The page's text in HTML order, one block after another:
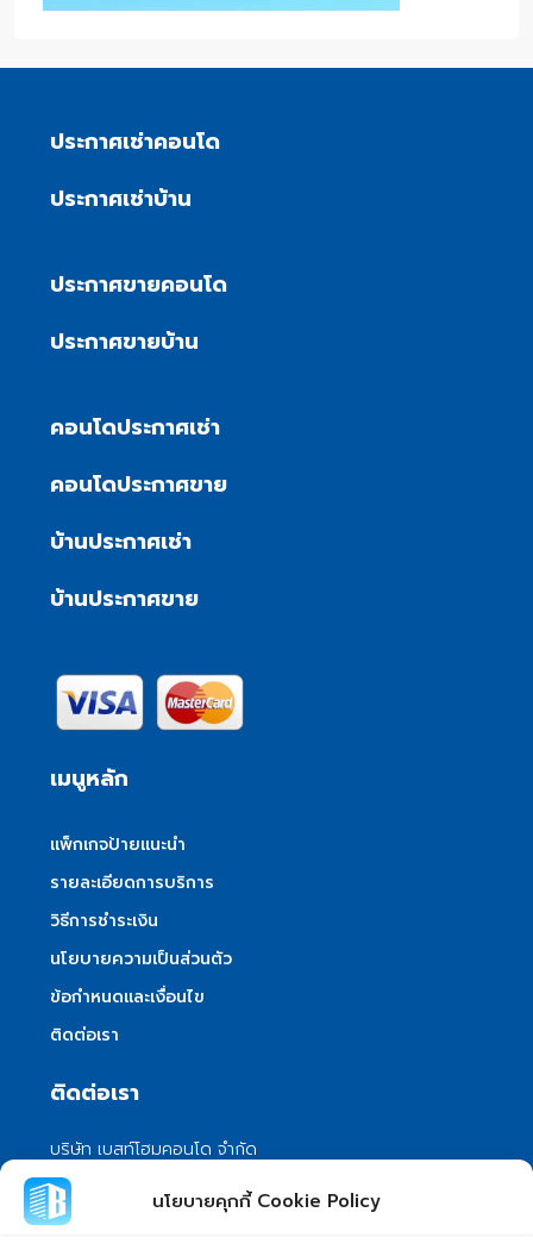
นโยบายคุกกี้ Cookie Policy
ประกาศเช่าคอนโด
ประกาศเช่าบ้าน
ประกาศขายคอนโด
ประกาศขายบ้าน
คอนโดประกาศเช่า
คอนโดประกาศขาย
บ้านประกาศเช่า
บ้านประกาศขาย
เมนูหลัก
แพ็กเกจป้ายแนะนำ
รายละเอียดการบริการ
วิธีการชำระเงิน
นโยบายความเป็นส่วนตัว
ข้อกำหนดและเงื่อนไข
ติดต่อเรา
ติดต่อเรา
บริษัท เบสท์โฮมคอนโด จำกัด
101/399 หมู่ 7 แขวงลําผักชี เขตหนองจอก
กรุงเทพมหานคร 10530